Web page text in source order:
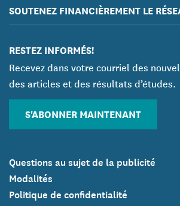
SOUTENEZ FINANCIÈREMENT LE
RESTEZ INFORMÉS!
Recevez dans votre courriel des
des articles et des résultats d’études.
S'ABONNER MAINTENANT
Questions au sujet de la publicité
Modalités
Politique de confidentialité